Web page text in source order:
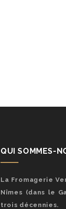
QUI SOMMES-
La Fromagerie
Nîmes (dans le
trois décennies.